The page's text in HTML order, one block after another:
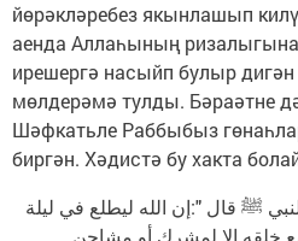
йөрәкләребез якынлашып
аенда Аллаһының
ирешергә насыйп булыр
мөлдерәмә тулды. Бәраәтне
Шәфкатьле Раббыбыз
биргән. Хәдистә бу хакта
ﷺ قال ":إن الله ليطلع في ليلة
خلقه إلا لمشرك أو مشاحن